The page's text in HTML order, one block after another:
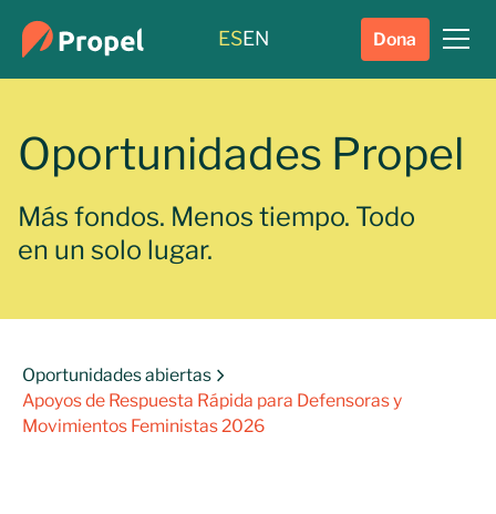
ESEN Dona
Oportunidades Propel
Más fondos. Menos tiempo. Todo
en un solo lugar.
Oportunidades abiertas
Apoyos de Respuesta Rápida para Defensoras y
Movimientos Feministas 2026